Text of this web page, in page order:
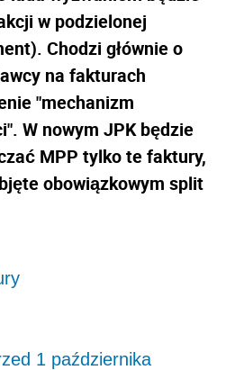
w podzielonej
Chodzi głównie o
na fakturach
"mechanizm
W nowym JPK będzie
MPP tylko te faktury,
obowiązkowym split
1 października